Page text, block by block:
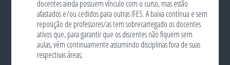
docentes ainda possuem vínculo com o curso, mas estão
afastados e/ou cedidos para outras IFES. A baixa contínua e sem
reposição de professores/as tem sobrecarregado os docentes
ativos que, para garantir que os discentes não fiquem sem
aulas, vêm continuamente assumindo disciplinas fora de suas
respectivas áreas;